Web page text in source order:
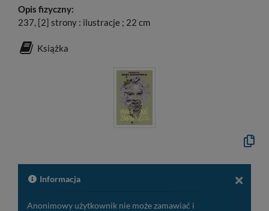
Opis fizyczny:
237, [2] strony : ilustracje ; 22 cm
Książka
Kopiuj
Informacja
Anonimowy użytkownik nie może zamawiać i